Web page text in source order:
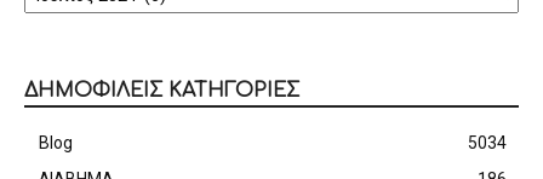
ΔΗΜΟΦΙΛΕΙΣ ΚΑΤΗΓΟΡΙΕΣ
Blog
5034